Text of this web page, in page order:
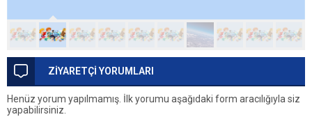
ZİYARETÇİ YORUMLARI
Henüz yorum yapılmamış. İlk yorumu aşağıdaki form aracılığıyla siz
yapabilirsiniz.